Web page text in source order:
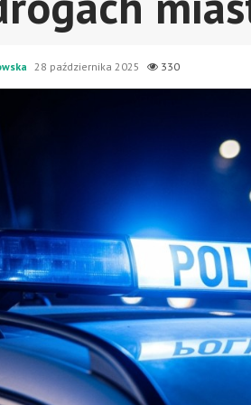
28 października 2025 330